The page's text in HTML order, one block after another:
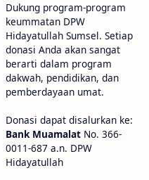
Dukung program-program
keummatan DPW
Hidayatullah Sumsel. Setiap
donasi Anda akan sangat
berarti dalam program
dakwah, pendidikan, dan
pemberdayaan umat.
Donasi dapat disalurkan ke:
Bank MuamalatNo. 366-
0011-687 a.n. DPW
Hidayatullah